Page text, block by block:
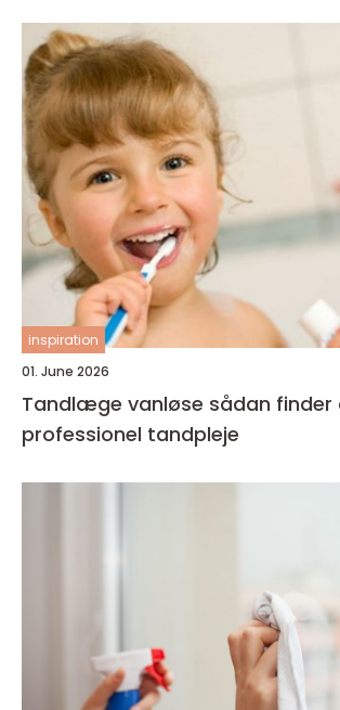
inspiration
01. June 2026
Tandlæge vanløse sådan finder du tryg og
professionel tandpleje